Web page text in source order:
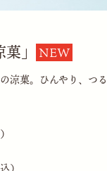
」 NEW
涼菓。ひんやり、つ
）